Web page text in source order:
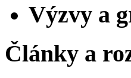
Výzvy a
Články a